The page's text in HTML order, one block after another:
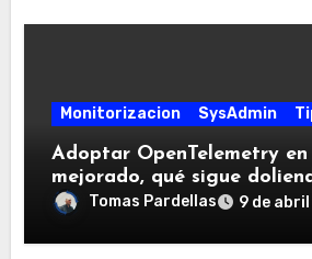
Monitorizacion SysAdmin
Adoptar OpenTelemetry
mejorado, qué sigue
merece la pena
Tomas Pardellas 9 de